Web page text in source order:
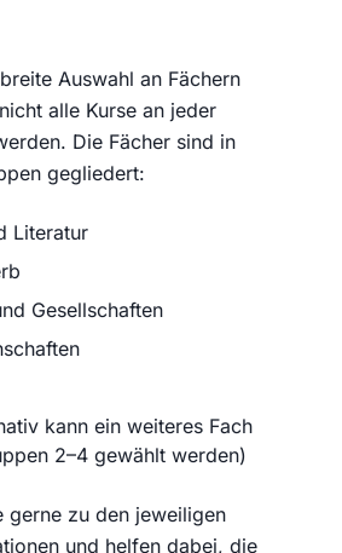
Auswahl an Fächern
alle Kurse an jeder
Die Fächer sind in
gegliedert:
Literatur
Gesellschaften
kann ein weiteres Fach
2–4 gewählt werden)
gerne zu den jeweiligen
und helfen dabei, die